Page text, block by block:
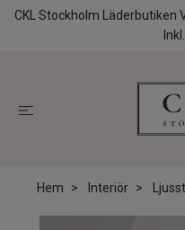
CKL Stockholm Läderbutiken
Hem Interiör